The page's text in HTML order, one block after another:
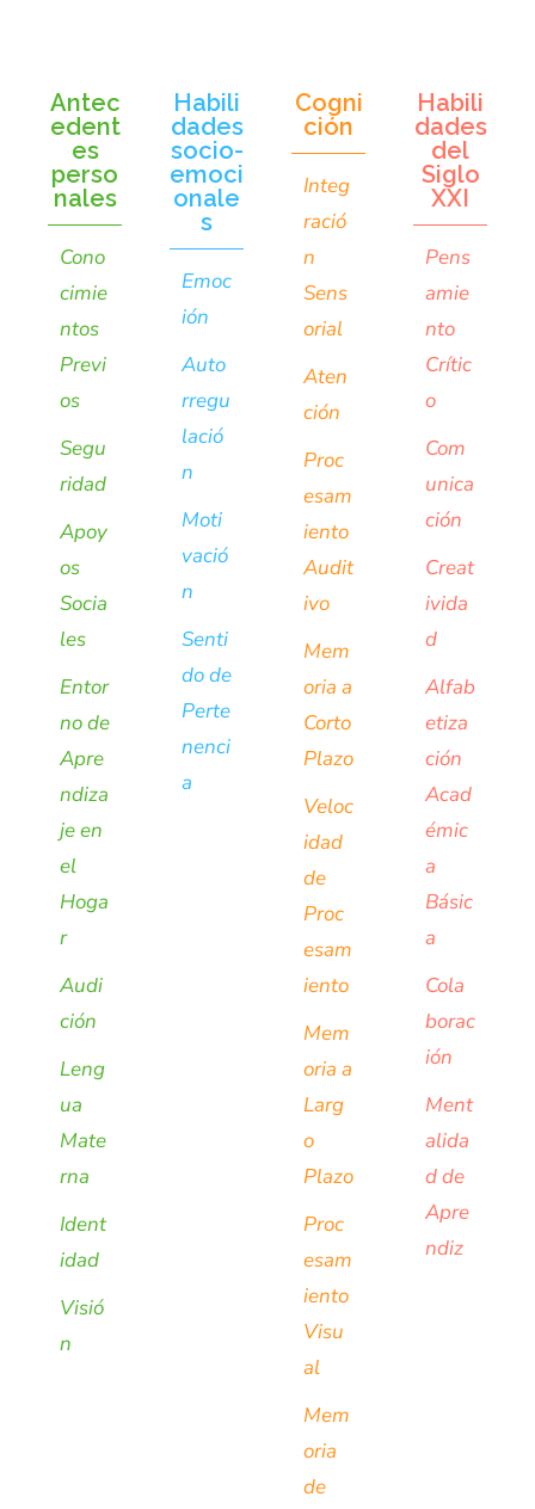
Antec
edent
es
perso
nales
Cono
cimie
ntos
Previ
os
Segu
ridad
Apoy
os
Socia
les
Entor
no de
Apre
ndiza
je en
el
Hoga
r
Audi
ción
Leng
ua
Mate
rna
Ident
idad
Visió
n
Habili
dades
socio-
emoci
onale
s
Emoc
ión
Auto
rregu
lació
n
Moti
vació
n
Senti
do de
Perte
nenci
a
Cogni
ción
Integ
ració
n
Sens
orial
Aten
ción
Proc
esam
iento
Audit
ivo
Mem
oria a
Corto
Plazo
Veloc
idad
de
Proc
esam
iento
Mem
oria a
Larg
o
Plazo
Proc
esam
iento
Visu
al
Mem
oria
de
Habili
dades
del
Siglo
XXI
Pens
amie
nto
Crític
o
Com
unica
ción
Creat
ivida
d
Alfab
etiza
ción
Acad
émic
a
Básic
a
Cola
borac
ión
Ment
alida
d de
Apre
ndiz